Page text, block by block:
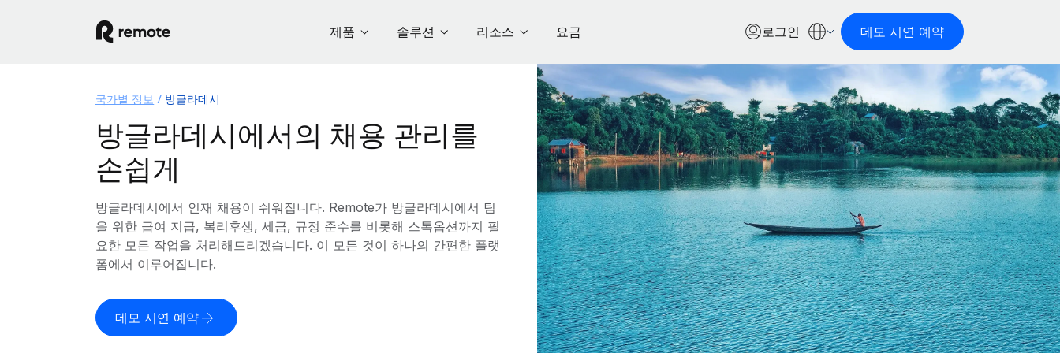
제품 솔루션 리소스 요금 로그인 데모 시연 예약
국가별 정보 방글라데시
방글라데시에서의 채용 관리를
손쉽게
방글라데시에서 인재 채용이 쉬워집니다. Remote가 방글라데시에서 팀
을 위한 급여 지급, 복리후생, 세금, 규정 준수를 비롯해 스톡옵션까지 필
요한 모든 작업을 처리해드리겠습니다. 이 모든 것이 하나의 간편한 플랫
폼에서 이루어집니다.
데모 시연 예약